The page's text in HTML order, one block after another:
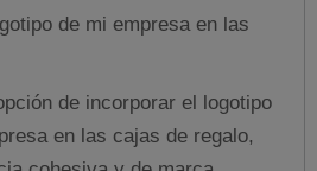
de mi empresa en las
de incorporar el logotipo
en las cajas de regalo,